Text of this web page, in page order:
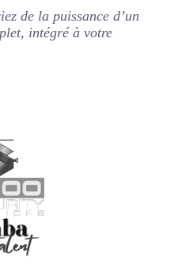
de la puissance d’un
intégré à votre